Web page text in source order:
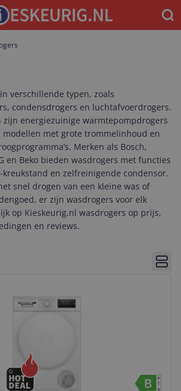
verschillende typen, zoals
condensdrogers en luchtafvoerdrogers.
zijn energiezuinige warmtepompdrogers
modellen met grote trommelinhoud en
Merken als Bosch,
en Beko bieden wasdrogers met functies
en zelfreinigende condensor.
snel drogen van een kleine was of
er zijn wasdrogers voor elk
op Kieskeurig.nl wasdrogers op prijs,
en reviews.